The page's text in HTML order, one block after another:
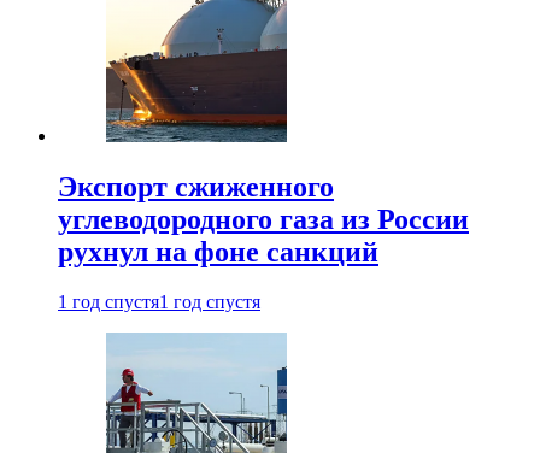
Экспорт сжиженного
углеводородного газа из России
рухнул на фоне санкций
1 год спустя1 год спустя